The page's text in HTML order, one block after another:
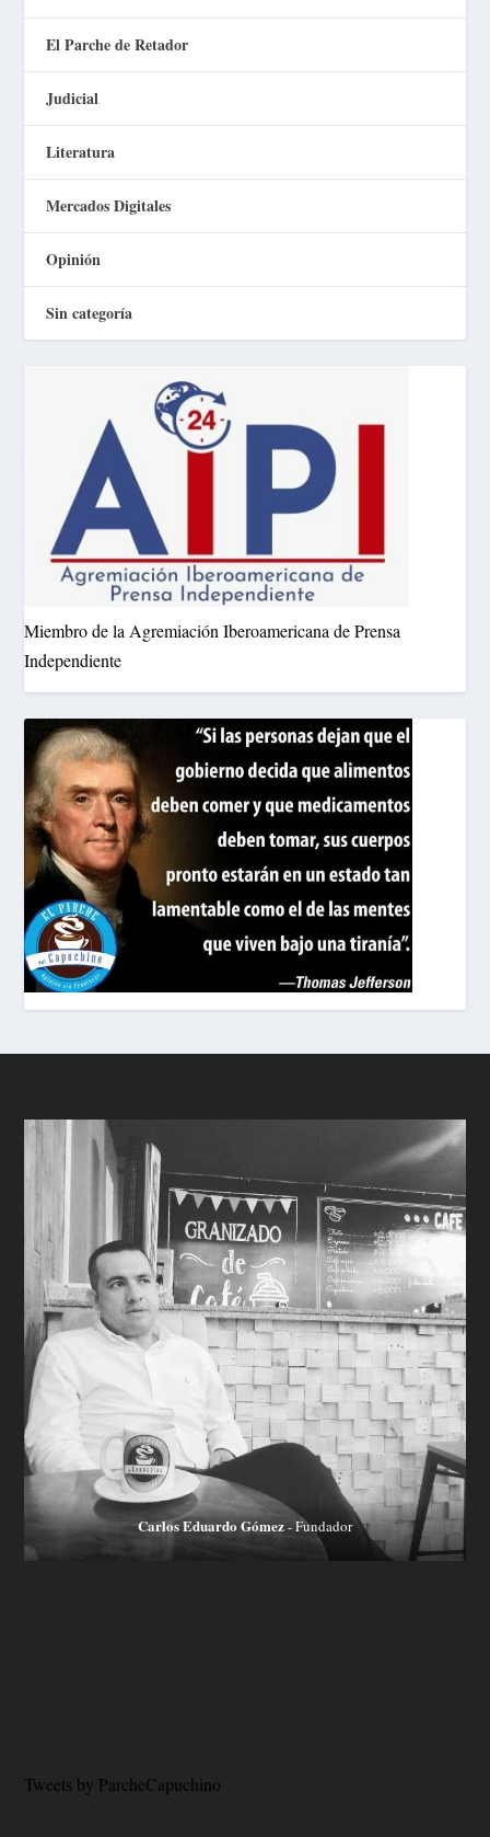
El Parche de Retador
Judicial
Literatura
Mercados Digitales
Opinión
Sin categoría
Miembro de la Agremiación Iberoamericana de Prensa
Independiente
Carlos Eduardo Gómez- Fundador
Tweets by ParcheCapuchino